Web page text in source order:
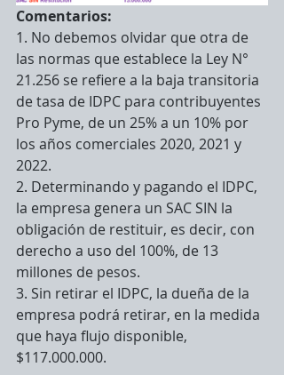
Comentarios:
1. No debemos olvidar que otra de
las normas que establece la Ley N°
21.256 se refiere a la baja transitoria
de tasa de IDPC para contribuyentes
Pro Pyme, de un 25% a un 10% por
los años comerciales 2020, 2021 y
2022.
2. Determinando y pagando el IDPC,
la empresa genera un SAC SIN la
obligación de restituir, es decir, con
derecho a uso del 100%, de 13
millones de pesos.
3. Sin retirar el IDPC, la dueña de la
empresa podrá retirar, en la medida
que haya flujo disponible,
$117.000.000.